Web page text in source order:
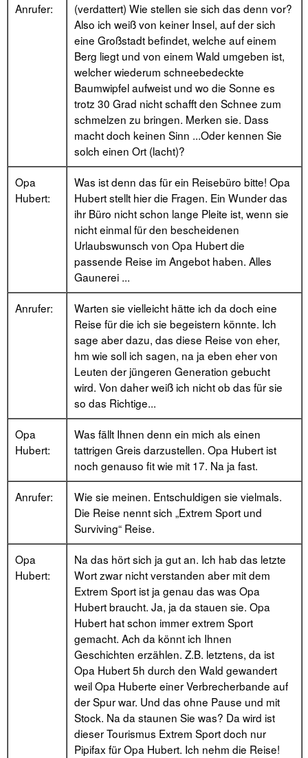
Anrufer:
(verdattert) Wie stellen sie sich das denn vor?
Also ich weiß von keiner Insel, auf der sich
eine Großstadt befindet, welche auf einem
Berg liegt und von einem Wald umgeben ist,
welcher wiederum schneebedeckte
Baumwipfel aufweist und wo die Sonne es
trotz 30 Grad nicht schafft den Schnee zum
schmelzen zu bringen. Merken sie. Dass
macht doch keinen Sinn ...Oder kennen Sie
solch einen Ort (lacht)?
Opa
Hubert:
Was ist denn das für ein Reisebüro bitte! Opa
Hubert stellt hier die Fragen. Ein Wunder das
ihr Büro nicht schon lange Pleite ist, wenn sie
nicht einmal für den bescheidenen
Urlaubswunsch von Opa Hubert die
passende Reise im Angebot haben. Alles
Gaunerei ...
Anrufer:
Warten sie vielleicht hätte ich da doch eine
Reise für die ich sie begeistern könnte. Ich
sage aber dazu, das diese Reise von eher,
hm wie soll ich sagen, na ja eben eher von
Leuten der jüngeren Generation gebucht
wird. Von daher weiß ich nicht ob das für sie
so das Richtige...
Opa
Hubert:
Was fällt Ihnen denn ein mich als einen
tattrigen Greis darzustellen. Opa Hubert ist
noch genauso fit wie mit 17. Na ja fast.
Anrufer:
Wie sie meinen. Entschuldigen sie vielmals.
Die Reise nennt sich „Extrem Sport und
Surviving“ Reise.
Opa
Hubert:
Na das hört sich ja gut an. Ich hab das letzte
Wort zwar nicht verstanden aber mit dem
Extrem Sport ist ja genau das was Opa
Hubert braucht. Ja, ja da stauen sie. Opa
Hubert hat schon immer extrem Sport
gemacht. Ach da könnt ich Ihnen
Geschichten erzählen. Z.B. letztens, da ist
Opa Hubert 5h durch den Wald gewandert
weil Opa Huberte einer Verbrecherbande auf
der Spur war. Und das ohne Pause und mit
Stock. Na da staunen Sie was? Da wird ist
dieser Tourismus Extrem Sport doch nur
Pipifax für Opa Hubert. Ich nehm die Reise!